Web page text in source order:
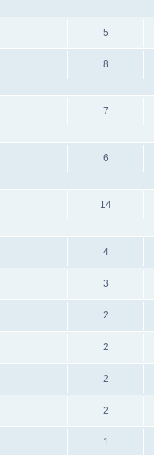
5
8
7
6
14
4
3
2
2
2
2
1